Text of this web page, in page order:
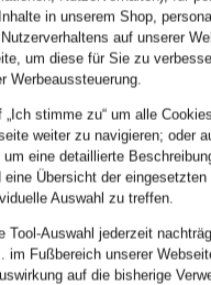
in unserem Shop,
auf unserer
um diese für Sie zu
Werbeaussteuerung.
„Ich stimme zu“ um alle
weiter zu navigieren; oder
um eine detaillierte
eine Übersicht der
Auswahl zu treffen.
Tool-Auswahl jederzeit
im Fußbereich unserer
auf die bisherige